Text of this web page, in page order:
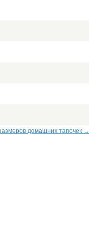
домашних тапочек →